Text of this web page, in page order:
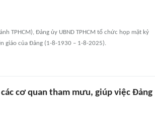
TPHCM), Đảng ủy UBND TPHCM tổ chức họp mặt kỷ
giáo của Đảng (1-8-1930 – 1-8-2025).
cơ quan tham mưu, giúp việc Đảng